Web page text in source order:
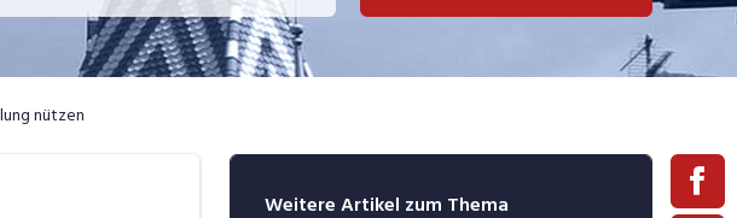
in eigener Sache
Job-Storys
nützen
Weitere Artikel zum Thema